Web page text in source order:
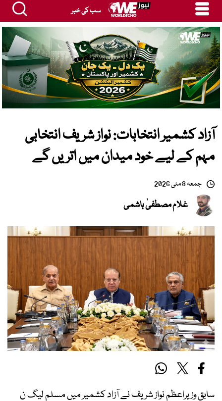
سب کی خبر
آزاد کشمیر انتخابات: نواز شریف انتخابی
مہم کے لیے خود میدان میں اتریں گے
جمعہ 8 مئی 2026
غلام مصطفیٰ ہاشمی
سابق وزیراعظم نواز شریف نے آزاد کشمیر میں مسلم لیگ ن